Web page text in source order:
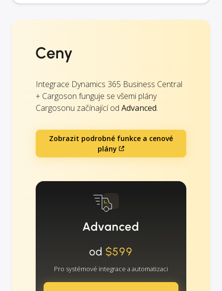
Ceny
Integrace Dynamics 365 Business Central
+ Cargoson funguje se všemi plány
Cargosonu začínající od Advanced.
Zobrazit podrobné funkce a cenové
plány
Advanced
od $599
Pro systémové integrace a automatizaci